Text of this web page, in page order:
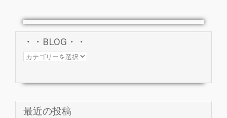
・・BLOG・・
・・
最近の投稿